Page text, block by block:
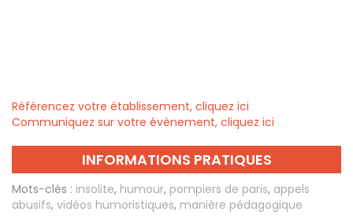
Référencez votre établissement, cliquez ici
Communiquez sur votre évènement, cliquez ici
INFORMATIONS PRATIQUES
Mots-clés : insolite, humour, pompiers de paris, appels
abusifs, vidéos humoristiques, manière pédagogique